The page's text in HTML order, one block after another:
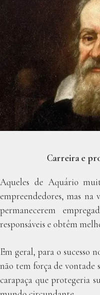
Carreira e
Aqueles de Aquário
empreendedores, mas na
permanecerem
responsáveis e obtêm
Em geral, para o sucesso
não tem força de vontade
carapaça que protegeria